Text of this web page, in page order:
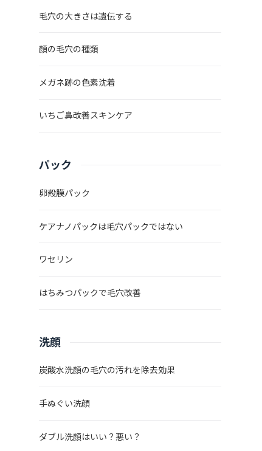
毛穴の大きさは遺伝する
顔の毛穴の種類
メガネ跡の色素沈着
いちご鼻改善スキンケア
パック
卵殻膜パック
ケアナノパックは毛穴パックではない
ワセリン
はちみつパックで毛穴改善
洗顔
炭酸水洗顔の毛穴の汚れを除去効果
手ぬぐい洗顔
ダブル洗顔はいい？悪い？